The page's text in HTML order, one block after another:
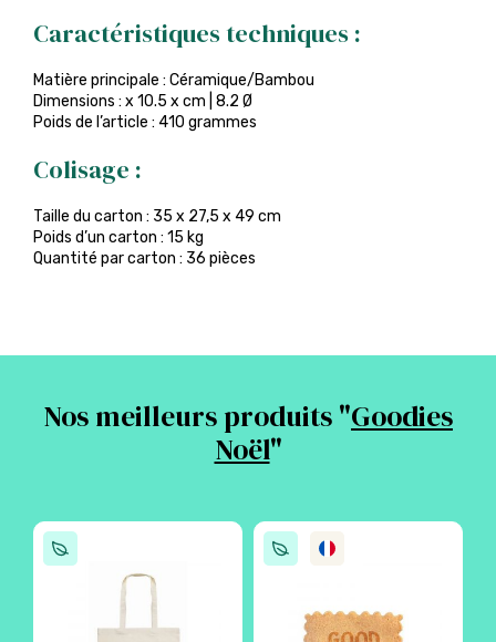
Caractéristiques techniques :
Matière principale : Céramique/Bambou
Dimensions : x 10.5 x cm | 8.2 Ø
Poids de l’article : 410 grammes
Colisage :
Taille du carton : 35 x 27,5 x 49 cm
Poids d’un carton : 15 kg
Quantité par carton : 36 pièces
Nos meilleurs produits "Goodies
Noël"